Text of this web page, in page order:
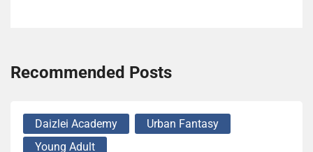
Recommended Posts
Daizlei Academy
Urban Fantasy
Young Adult